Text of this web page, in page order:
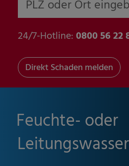
Feuchte- oder
PLZ oder Ort
24/7-Hotline:0800 56 22
Direkt Schaden melden